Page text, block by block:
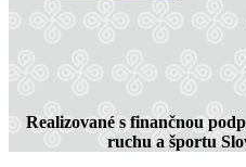
Realizované s finančnou
ruchu a športu